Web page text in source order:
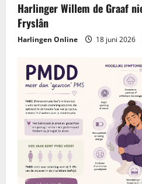
Harlinger Willem de Graaf
Fryslân
Harlingen Online 18 juni 2026